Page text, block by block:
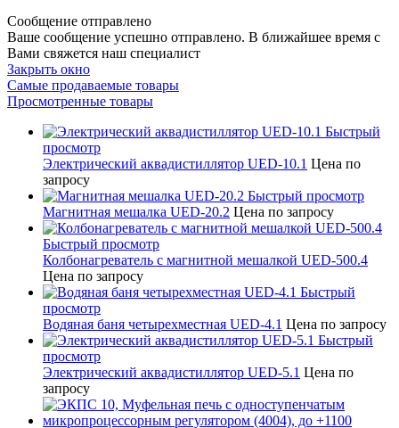
Сообщение отправлено
Ваше сообщение успешно отправлено. В ближайшее время с
Вами свяжется наш специалист
Закрыть окно
Самые продаваемые товары
Просмотренные товары
Быстрый
просмотр
Электрический аквадистиллятор UED-10.1 Цена по
запросу
Быстрый просмотр
Магнитная мешалка UED-20.2 Цена по запросу
Быстрый просмотр
Колбонагреватель с магнитной мешалкой UED-500.4
Цена по запросу
Быстрый
просмотр
Водяная баня четырехместная UED-4.1 Цена по запросу
Быстрый
просмотр
Электрический аквадистиллятор UED-5.1 Цена по
запросу